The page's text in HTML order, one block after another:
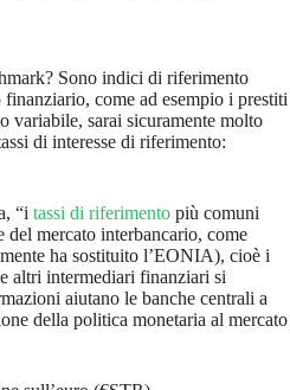
Sono indici di riferimento
come ad esempio i prestiti
variabile, sarai sicuramente molto
di interesse di riferimento:
“i tassi di riferimento più comuni
del mercato interbancario, come
ha sostituito l’EONIA), cioè i
altri intermediari finanziari si
aiutano le banche centrali a
della politica monetaria al mercato